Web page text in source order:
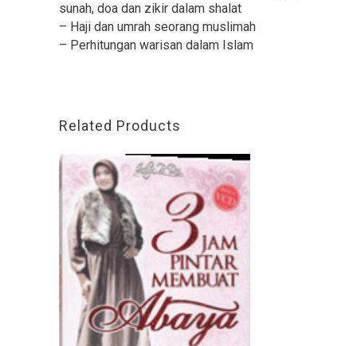
sunah, doa dan zikir dalam shalat
– Haji dan umrah seorang muslimah
– Perhitungan warisan dalam Islam
Related Products